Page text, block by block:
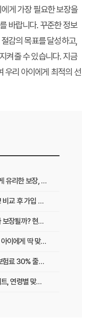
게 가장 필요한 보장을
바랍니다. 꾸준한 정보
감의 목표를 달성하고,
켜줄 수 있습니다. 지금
우리 아이에게 최적의 선
어린이보험 가입 전 필수! 내 아이에게 유리한 보장, 비교로 찾아내는 법
실제 부모들이 추천하는 어린이보험! 비교 후 가입 전 꼭 확인할 5가지
어린이보험 비교사이트, 정말 최저가 보장될까? 현명한 선택 기준 3가지
어린이보험비교사이트 활용법: 우리 아이에게 딱 맞는 보험료, 이렇게 찾아보세요!
복잡한 어린이보험, 비교만 잘해도 보험료 30% 줄이는 특급 노하우
초보 부모 필독! 어린이보험비교사이트, 연령별 맞춤 보장 핵심 비교 가이드